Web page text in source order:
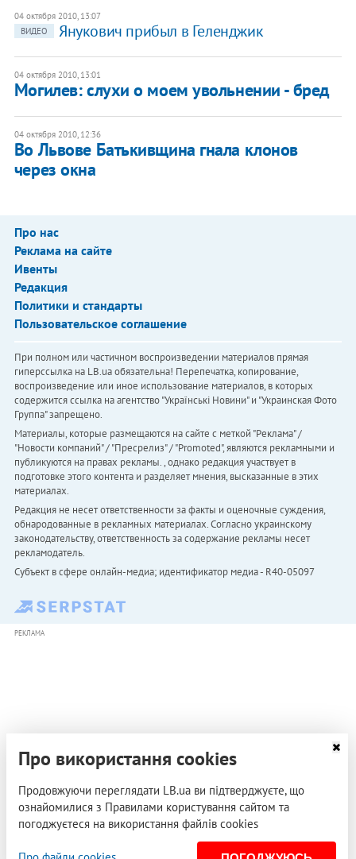
04 октября 2010, 13:07
ВИДЕО
Янукович прибыл в Геленджик
04 октября 2010, 13:01
Могилев: слухи о моем увольнении - бред
04 октября 2010, 12:36
Во Львове Батькивщина гнала клонов
через окна
Про нас
Реклама на сайте
Ивенты
Редакция
Политики и стандарты
Пользовательское соглашение
При полном или частичном воспроизведении материалов прямая
гиперссылка на LB.ua обязательна! Перепечатка, копирование,
воспроизведение или иное использование материалов, в которых
содержится ссылка на агентство "Українськi Новини" и "Украинская Фото
Группа" запрещено.
Материалы, которые размещаются на сайте с меткой "Реклама" /
"Новости компаний" / "Пресрелиз" / "Promoted", являются рекламными и
публикуются на правах рекламы. , однако редакция участвует в
подготовке этого контента и разделяет мнения, высказанные в этих
материалах.
Редакция не несет ответственности за факты и оценочные суждения,
обнародованные в рекламных материалах. Согласно украинскому
законодательству, ответственность за содержание рекламы несет
рекламодатель.
Субъект в сфере онлайн-медиа; идентификатор медиа - R40-05097
РЕКЛАМА
Про використання cookies
Продовжуючи переглядати LB.ua ви підтверджуєте, що
ознайомилися з Правилами користування сайтом та
погоджуєтеся на використання файлів cookies